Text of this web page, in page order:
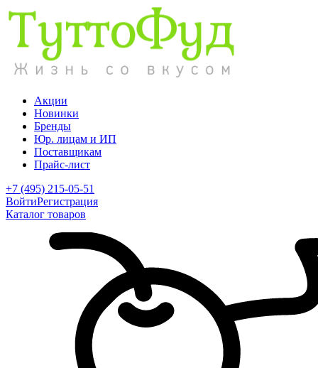
Акции
Новинки
Бренды
Юр. лицам и ИП
Поставщикам
Прайс-лист
+7 (495) 215-05-51
ВойтиРегистрация
Каталог товаров